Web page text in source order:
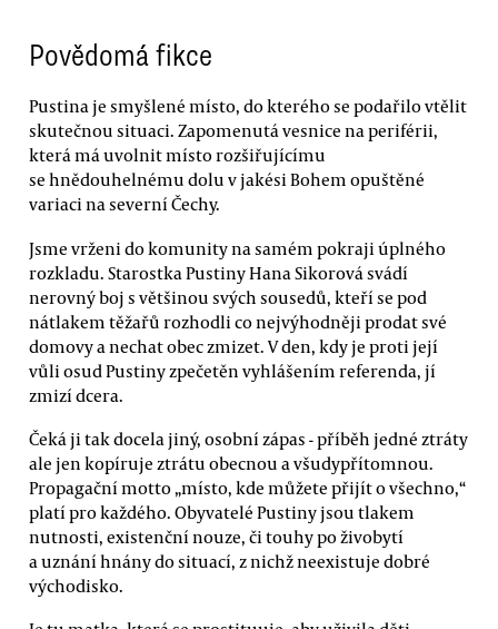
Povědomá fikce
Pustina je smyšlené místo, do kterého se podařilo vtělit
skutečnou situaci. Zapomenutá vesnice na periférii,
která má uvolnit místo rozšiřujícímu
se hnědouhelnému dolu v jakési Bohem opuštěné
variaci na severní Čechy.
Jsme vrženi do komunity na samém pokraji úplného
rozkladu. Starostka Pustiny Hana Sikorová svádí
nerovný boj s většinou svých sousedů, kteří se pod
nátlakem těžařů rozhodli co nejvýhodněji prodat své
domovy a nechat obec zmizet. V den, kdy je proti její
vůli osud Pustiny zpečetěn vyhlášením referenda, jí
zmizí dcera.
Čeká ji tak docela jiný, osobní zápas - příběh jedné ztráty
ale jen kopíruje ztrátu obecnou a všudypřítomnou.
Propagační motto „místo, kde můžete přijít o všechno,“
platí pro každého. Obyvatelé Pustiny jsou tlakem
nutnosti, existenční nouze, či touhy po živobytí
a uznání hnány do situací, z nichž neexistuje dobré
východisko.